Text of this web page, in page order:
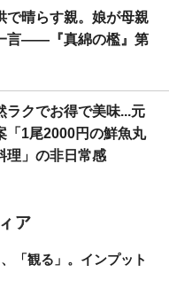
で晴らす親。娘が母親
言――『真綿の檻』第
ラクでお得で美味...元
「1尾2000円の鮮魚丸
理」の非日常感
「観る」。インプット